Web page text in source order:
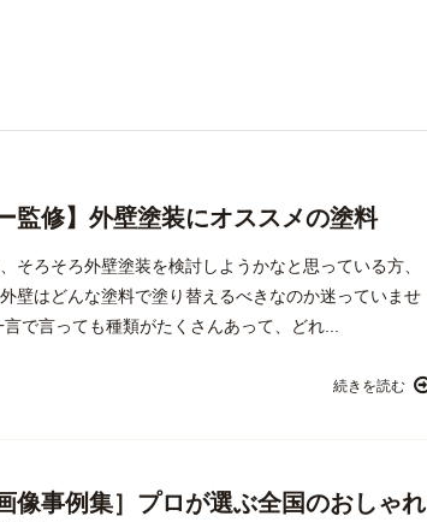
監修】外壁塗装にオススメの塗料
そろそろ外壁塗装を検討しようかなと思っている方、
壁はどんな塗料で塗り替えるべきなのか迷っていませ
で言っても種類がたくさんあって、どれ...
続きを読む
像事例集］プロが選ぶ全国のおしゃれ